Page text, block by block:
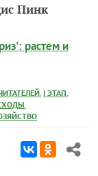
Пинк
растем и
, I ЭТАП,
,